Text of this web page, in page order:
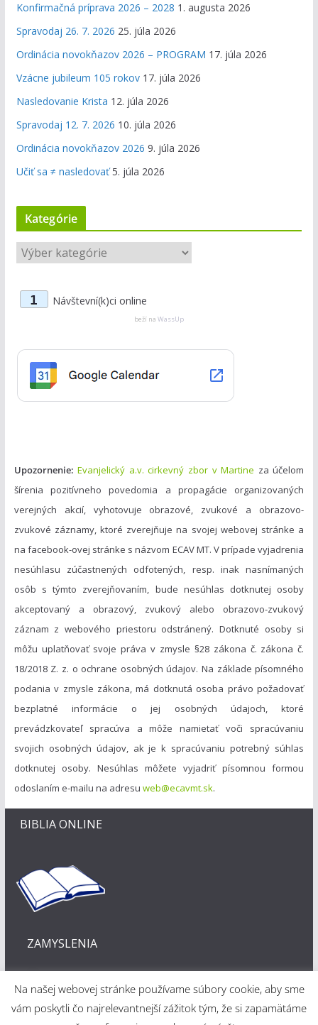
Konfirmačná príprava 2026 – 2028 1. augusta 2026
Spravodaj 26. 7. 2026 25. júla 2026
Ordinácia novokňazov 2026 – PROGRAM 17. júla 2026
Vzácne jubileum 105 rokov 17. júla 2026
Nasledovanie Krista 12. júla 2026
Spravodaj 12. 7. 2026 10. júla 2026
Ordinácia novokňazov 2026 9. júla 2026
Učiť sa ≠ nasledovať 5. júla 2026
Kategórie
K
a
e
r
1 Návštevní(k)ci online
beží na WassUp
Upozornenie: Evanjelický a.v. cirkevný zbor v Martine za účelom
šírenia pozitívneho povedomia a propagácie organizovaných
verejných akcií, vyhotovuje obrazové, zvukové a obrazovo-
zvukové záznamy, ktoré zverejňuje na svojej webovej stránke a
na facebook-ovej stránke s názvom ECAV MT. V prípade vyjadrenia
nesúhlasu zúčastnených odfotených, resp. inak nasnímaných
osôb s týmto zverejňovaním, bude nesúhlas dotknutej osoby
akceptovaný a obrazový, zvukový alebo obrazovo-zvukový
záznam z webového priestoru odstránený. Dotknuté osoby si
môžu uplatňovať svoje práva v zmysle §28 zákona č. zákona č.
18/2018 Z. z. o ochrane osobných údajov. Na základe písomného
podania v zmysle zákona, má dotknutá osoba právo požadovať
bezplatné informácie o jej osobných údajoch, ktoré
prevádzkovateľ spracúva a môže namietať voči spracúvaniu
svojich osobných údajov, ak je k spracúvaniu potrebný súhlas
dotknutej osoby. Nesúhlas môžete vyjadriť písomnou formou
odoslaním e-mailu na adresu web@ecavmt.sk.
BIBLIA ONLINE
ZAMYSLENIA
Na našej webovej stránke používame súbory cookie, aby sme
vám poskytli čo najrelevantnejší zážitok tým, že si zapamätáme